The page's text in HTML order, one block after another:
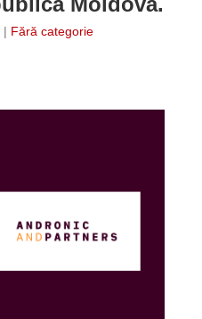
| Fără categorie